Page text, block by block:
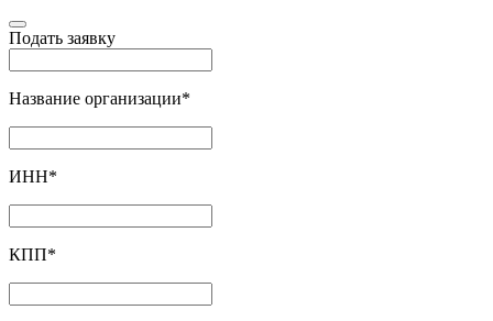
Подать заявку
Название организации*
ИНН*
КПП*